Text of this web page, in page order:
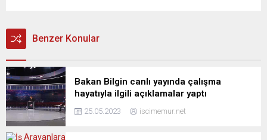
Benzer Konular
Bakan Bilgin canlı yayında çalışma
hayatıyla ilgili açıklamalar yaptı
25.05.2023 iscimemur.net